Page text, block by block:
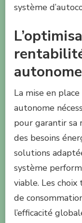
système
autonome
La mise en
autonome
pour garantir sa
des besoins
solutions
système
viable. Les
de
l’efficacité